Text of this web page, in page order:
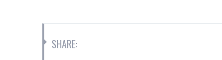
SHARE: